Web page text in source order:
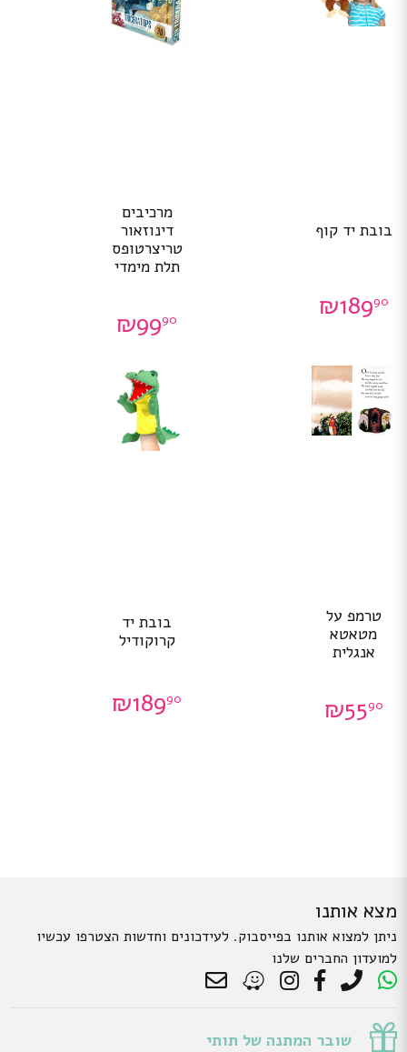
בובת יד קוף
₪18990
מרכיבים
דינוזאור
טריצרטופס
תלת מימדי
₪9990
טרמפ על
מטאטא
אנגלית
₪5590
בובת יד
קרוקודיל
₪18990
מצא אותנו
ניתן למצוא אותנו בפייסבוק. לעידכונים וחדשות הצטרפו עכשיו
למועדון החברים שלנו
שובר המתנה של תותי